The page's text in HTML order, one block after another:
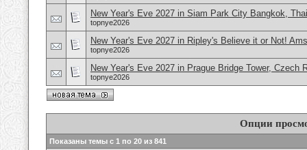
New Year's Eve 2027 in Siam Park City Bangkok,
topnye2026
New Year's Eve 2027 in Ripley's Believe it or Not!
topnye2026
New Year's Eve 2027 in Prague Bridge Tower, Czech
topnye2026
Опции
Показаны темы с 1 по 20 из 841